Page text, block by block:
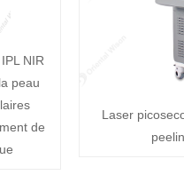
NIR
peau
de
Laser